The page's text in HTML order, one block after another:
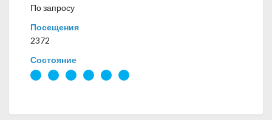
По запросу
Посещения
2372
Состояние